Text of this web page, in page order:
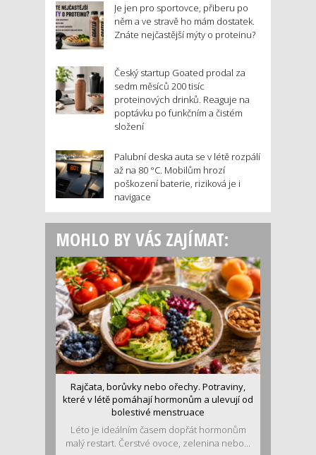
Je jen pro sportovce, přiberu po
něm a ve stravě ho mám dostatek.
Znáte nejčastější mýty o proteinu?
Český startup Goated prodal za
sedm měsíců 200 tisíc
proteinových drinků. Reaguje na
poptávku po funkčním a čistém
složení
Palubní deska auta se v létě rozpálí
až na 80 °C. Mobilům hrozí
poškození baterie, riziková je i
navigace
MOHLO BY VÁS ZAJÍMAT:
Rajčata, borůvky nebo ořechy. Potraviny,
které v létě pomáhají hormonům a ulevují od
bolestivé menstruace
Léto je ideálním časem dopřát hormonům
malý restart. Čerstvé ovoce, zelenina nebo...